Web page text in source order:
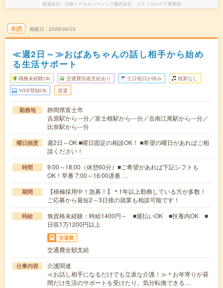
派遣会社 日研トータルソーシング株式会社 メディカルケア事業部
未読 掲載日 2026/08/03
≪週2日～≫おばあちゃんの話し相手から始め
る生活サポート
職種未経験OK 交通費別途支給あり 土日祝日が休み 残業なし
WEB登録OK 派遣
勤務地
静岡県富士市
吉原駅から---分／富士根駅から---分／岳南江尾駅から---分／
比奈駅から---分
曜日頻度
週2日～OK ■曜日固定の相談OK！ ■希望の曜日があればご相
談ください！
時間
9:00～18:00（休憩60分）■ご希望があれば下記シフトも
OK！早番 7:00～16:00遅番 …
期間
【積極採用中！急募！】＊1年以上勤務している方が多数！
ご応募から最短2～3日後の就業も相談可能です！
時給
無資格未経験：時給1400円～ ■週払いOK ■扶養内OK ■
日収1万1200円以上
交通費
交通費全額支給
仕事内容
介護関連
≪お話し相手になるだけでも立派な介護！≫＊お年寄りが昼
間だけ生活のサポートを受けたり、気分転換できる…